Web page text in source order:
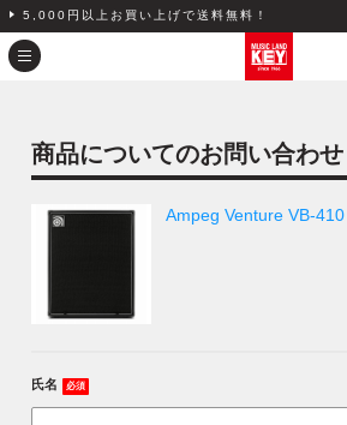
5,000円以上お買い上げで送料無料！
商品についてのお問い合わせ
Ampeg Venture VB-410
氏名 必須